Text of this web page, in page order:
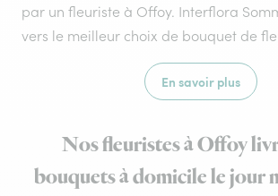
par un fleuriste à Offoy. Interflora
vers le meilleur choix de bouquet de
En savoir plus
Nos fleuristes à Offoy
bouquets à domicile le jour